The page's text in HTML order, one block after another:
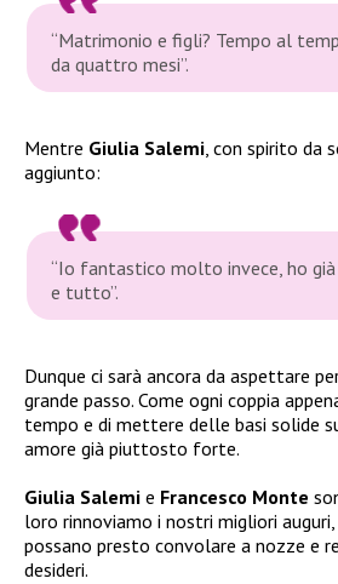
“Matrimonio e figli? Tempo al
da quattro mesi”.
Mentre Giulia Salemi, con spirito da
aggiunto:
“Io fantastico molto invece, ho
e tutto”.
Dunque ci sarà ancora da aspettare
grande passo. Come ogni coppia
tempo e di mettere delle basi solide
amore già piuttosto forte.
Giulia Salemi e Francesco Monte
loro rinnoviamo i nostri migliori
possano presto convolare a nozze e
desideri.